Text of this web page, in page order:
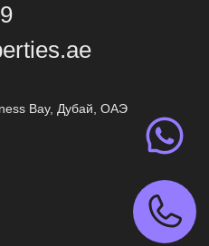
Bay, Дубай, ОАЭ